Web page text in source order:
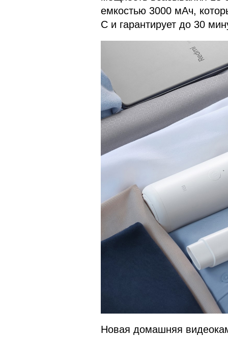
емкостью 3000 мАч,
С и гарантирует до 30
Новая домашняя